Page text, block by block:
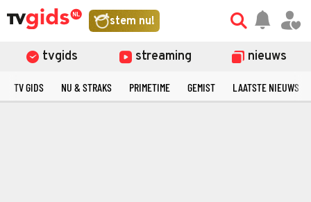
stem nu!
tvgids streaming nieuws
TV GIDS NU & STRAKS PRIMETIME GEMIST LAATSTE NIEUWS